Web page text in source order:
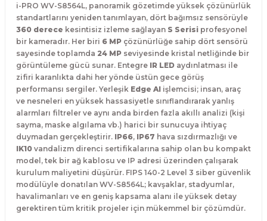
i-PRO WV-S8564L, panoramik gözetimde yüksek çözünürlük
standartlarını yeniden tanımlayan, dört bağımsız sensörüyle
360 derece kesintisiz izleme sağlayan S Serisi profesyonel
bir kameradır. Her biri 6 MP çözünürlüğe sahip dört sensörü
sayesinde toplamda 24 MP seviyesinde kristal netliğinde bir
görüntüleme gücü sunar. Entegre IR LED aydınlatması ile
zifiri karanlıkta dahi her yönde üstün gece görüş
performansı sergiler. Yerleşik Edge AI işlemcisi; insan, araç
ve nesneleri en yüksek hassasiyetle sınıflandırarak yanlış
alarmları filtreler ve aynı anda birden fazla akıllı analizi (kişi
sayma, maske algılama vb.) harici bir sunucuya ihtiyaç
duymadan gerçekleştirir. IP66, IP67 hava sızdırmazlığı ve
IK10 vandalizm direnci sertifikalarına sahip olan bu kompakt
model, tek bir ağ kablosu ve IP adresi üzerinden çalışarak
kurulum maliyetini düşürür. FIPS 140-2 Level 3 siber güvenlik
modülüyle donatılan WV-S8564L; kavşaklar, stadyumlar,
havalimanları ve en geniş kapsama alanı ile yüksek detay
gerektiren tüm kritik projeler için mükemmel bir çözümdür.